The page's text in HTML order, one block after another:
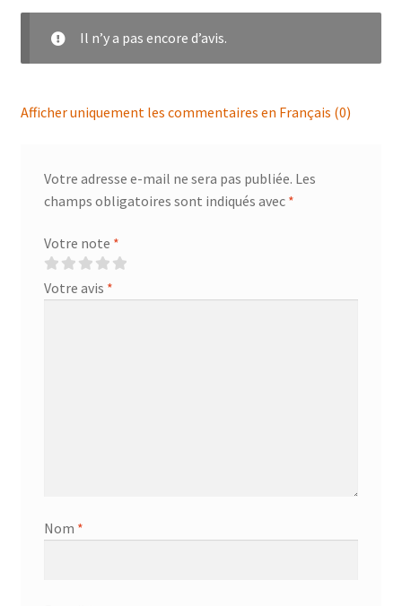
Il n’y a pas encore d’avis.
Afficher uniquement les commentaires en Français (0)
Votre adresse e-mail ne sera pas publiée. Les
champs obligatoires sont indiqués avec *
Votre note *
Votre avis *
Nom *